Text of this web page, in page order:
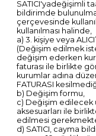
SATICI'yadeğişimli
bildirimde
çerçevesinde
kullanılması halinde,
a) 3. kişiye veya
(Değişim edilmek
değişim ederken
faturası ile birlikte
kurumlar adına
FATURASI
b) Değişim formu,
c) Değişim edilecek
aksesuarları ile
edilmesi
d) SATICI, cayma